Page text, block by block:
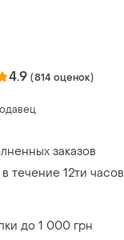
4.9 (814 оценок)
заказов
течение 12ти часов
до 1 000 грн